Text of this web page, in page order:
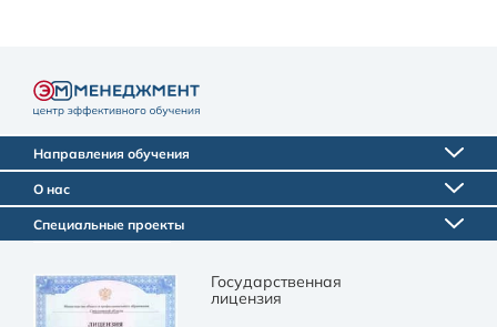
Направления обучения
Государственная
лицензия
О нас
Специальные проекты